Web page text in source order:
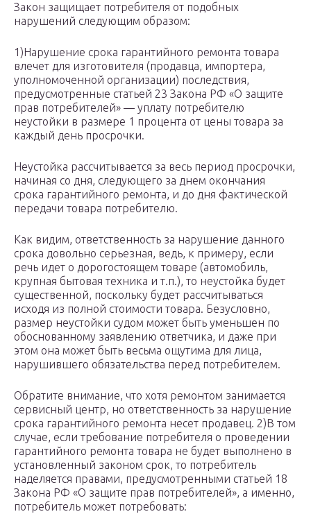
Закон защищает потребителя от подобных
нарушений следующим образом:
1)Нарушение срока гарантийного ремонта товара
влечет для изготовителя (продавца, импортера,
уполномоченной организации) последствия,
предусмотренные статьей 23 Закона РФ «О защите
прав потребителей» — уплату потребителю
неустойки в размере 1 процента от цены товара за
каждый день просрочки.
Неустойка рассчитывается за весь период просрочки,
начиная со дня, следующего за днем окончания
срока гарантийного ремонта, и до дня фактической
передачи товара потребителю.
Как видим, ответственность за нарушение данного
срока довольно серьезная, ведь, к примеру, если
речь идет о дорогостоящем товаре (автомобиль,
крупная бытовая техника и т.п.), то неустойка будет
существенной, поскольку будет рассчитываться
исходя из полной стоимости товара. Безусловно,
размер неустойки судом может быть уменьшен по
обоснованному заявлению ответчика, и даже при
этом она может быть весьма ощутима для лица,
нарушившего обязательства перед потребителем.
Обратите внимание, что хотя ремонтом занимается
сервисный центр, но ответственность за нарушение
срока гарантийного ремонта несет продавец. 2)В том
случае, если требование потребителя о проведении
гарантийного ремонта товара не будет выполнено в
установленный законом срок, то потребитель
наделяется правами, предусмотренными статьей 18
Закона РФ «О защите прав потребителей», а именно,
потребитель может потребовать: